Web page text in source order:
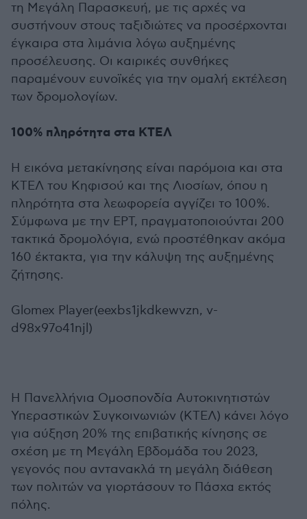
τη Μεγάλη Παρασκευή, με τις αρχές να
συστήνουν στους ταξιδιώτες να προσέρχονται
έγκαιρα στα λιμάνια λόγω αυξημένης
προσέλευσης. Οι καιρικές συνθήκες
παραμένουν ευνοϊκές για την ομαλή εκτέλεση
των δρομολογίων.
100% πληρότητα στα ΚΤΕΛ
Η εικόνα μετακίνησης είναι παρόμοια και στα
ΚΤΕΛ του Κηφισού και της Λιοσίων, όπου η
πληρότητα στα λεωφορεία αγγίζει το 100%.
Σύμφωνα με την ΕΡΤ, πραγματοποιούνται 200
τακτικά δρομολόγια, ενώ προστέθηκαν ακόμα
160 έκτακτα, για την κάλυψη της αυξημένης
ζήτησης.
Glomex Player(eexbs1jkdkewvzn, v-
d98x97o41njl)
Η Πανελλήνια Ομοσπονδία Αυτοκινητιστών
Υπεραστικών Συγκοινωνιών (ΚΤΕΛ) κάνει λόγο
για αύξηση 20% της επιβατικής κίνησης σε
σχέση με τη Μεγάλη Εβδομάδα του 2023,
γεγονός που αντανακλά τη μεγάλη διάθεση
των πολιτών να γιορτάσουν το Πάσχα εκτός
πόλης.